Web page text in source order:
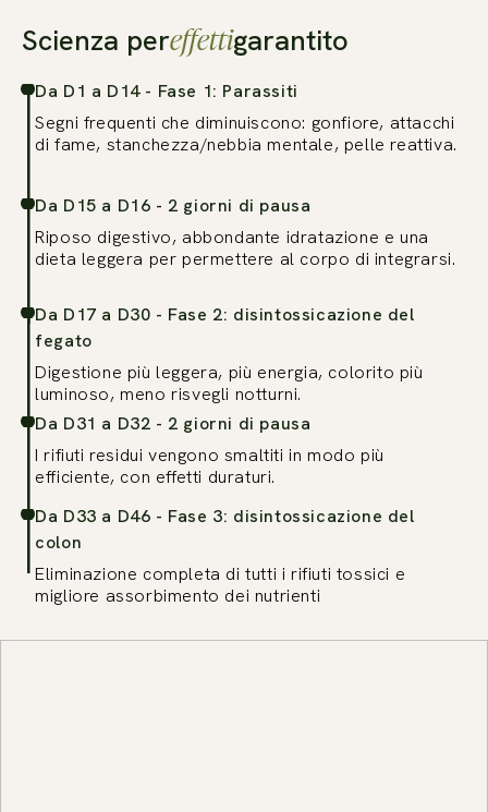
Scienza pereffettigarantito
Da D1 a D14 - Fase 1: Parassiti
Segni frequenti che diminuiscono: gonfiore, attacchi
di fame, stanchezza/nebbia mentale, pelle reattiva.
Da D15 a D16 - 2 giorni di pausa
Riposo digestivo, abbondante idratazione e una
dieta leggera per permettere al corpo di integrarsi.
Da D17 a D30 - Fase 2: disintossicazione del
fegato
Digestione più leggera, più energia, colorito più
luminoso, meno risvegli notturni.
Da D31 a D32 - 2 giorni di pausa
I rifiuti residui vengono smaltiti in modo più
efficiente, con effetti duraturi.
Da D33 a D46 - Fase 3: disintossicazione del
colon
Eliminazione completa di tutti i rifiuti tossici e
migliore assorbimento dei nutrienti